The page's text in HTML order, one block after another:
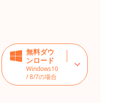
無料ダウ
ンロード
Windows10
/ 8/7の場合